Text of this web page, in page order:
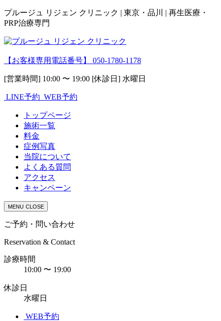
プルージュ リジェン クリニック | 東京・品川 | 再生医療・
PRP治療専門
【お客様専用電話番号】 050-1780-1178
[営業時間] 10:00 〜 19:00 [休診日] 水曜日
LINE予約 WEB予約
トップページ
施術一覧
料金
症例写真
当院について
よくある質問
アクセス
キャンペーン
MENU CLOSE
ご予約・問い合わせ
Reservation & Contact
診療時間
10:00 〜 19:00
休診日
水曜日
WEB予約